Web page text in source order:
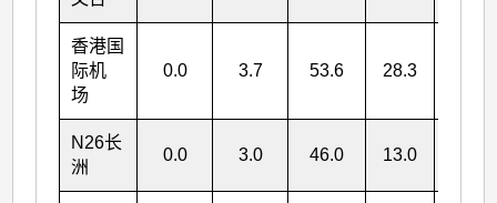
香港国
际机
场
0.0 3.7 53.6 28.3
N26长
洲
0.0 3.0 46.0 13.0